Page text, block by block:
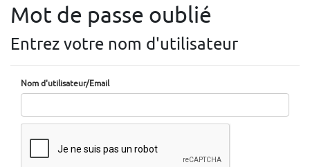
Mot de passe oublié
Entrez votre nom d'utilisateur
Nom d'utilisateur/Email